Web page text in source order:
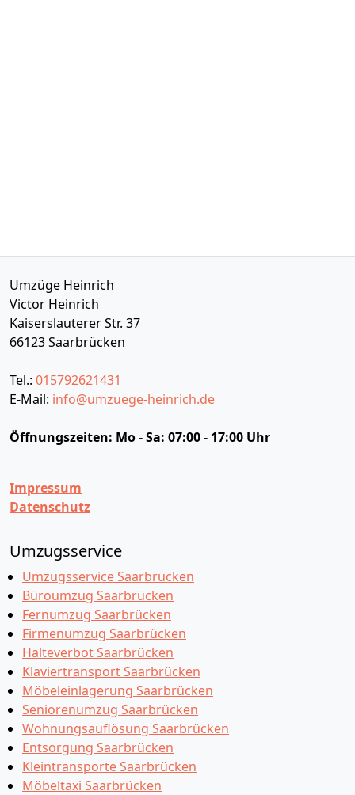
Umzüge Heinrich
Victor Heinrich
Kaiserslauterer Str. 37
66123Saarbrücken
Tel.: 015792621431
E-Mail: info@umzuege-heinrich.de
Öffnungszeiten: Mo - Sa: 07:00 - 17:00 Uhr
Impressum
Datenschutz
Umzugsservice
Umzugsservice Saarbrücken
Büroumzug Saarbrücken
Fernumzug Saarbrücken
Firmenumzug Saarbrücken
Halteverbot Saarbrücken
Klaviertransport Saarbrücken
Möbeleinlagerung Saarbrücken
Seniorenumzug Saarbrücken
Wohnungsauflösung Saarbrücken
Entsorgung Saarbrücken
Kleintransporte Saarbrücken
Möbeltaxi Saarbrücken